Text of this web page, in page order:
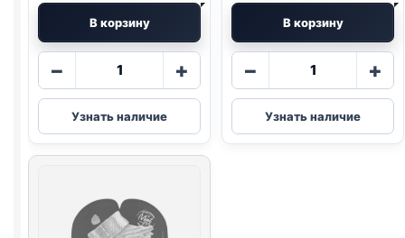
В корзину
−
Количество
Blitz
Holistic
(КРЕВЕТКИ,
+
Узнать наличие
В корзину
−
Количество
Blitz
(СТЕРИЛ.,
УТКА,
+
Узнать наличие